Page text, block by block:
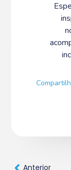
Anterior